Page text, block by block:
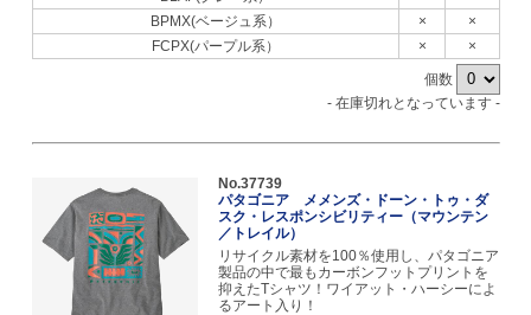
BPMX(ベージュ系）
×
×
FCPX(パープル系）
×
×
個数
- 在庫切れとなっています -
No.37739
パタゴニア メメンズ・ドーン・トゥ・ダ
スク・レスポンシビリティー（マウンテン
／トレイル）
リサイクル素材を100％使用し、パタゴニア
製品の中で最もカーボンフットプリントを
抑えたTシャツ！ワイアット・ハーシーによ
るアート入り！